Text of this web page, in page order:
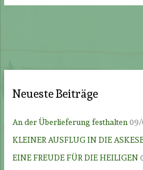
Neueste Beiträge
An der Überlieferung festhalten 09/
KLEINER AUSFLUG IN DIE
EINE FREUDE FÜR DIE HEILIGEN